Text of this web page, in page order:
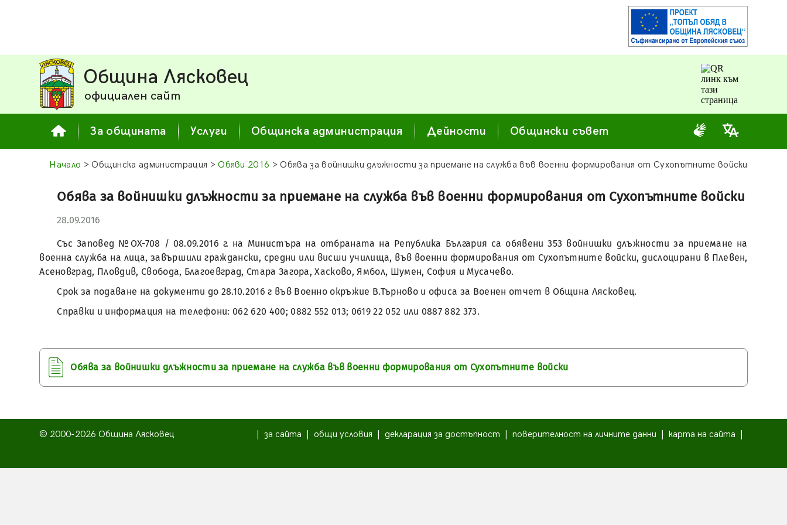
Община Лясковец
официален сайт
За общината Услуги Общинска администрация Дейности Общински съвет
Начало > Общинска администрация >Обяви 2016 > Обява за войнишки длъжности за приемане на служба във военни формирования от Сухопътните войски
Обява за войнишки длъжности за приемане на служба във военни формирования от Сухопътните войски
28.09.2016
Със Заповед №ОХ-708 / 08.09.2016 г. на Министъра на отбраната на Република България са обявени 353 войнишки длъжности за приемане на
военна служба на лица, завършили граждански, средни или висши училища, във военни формирования от Сухопътните войски, дислоцирани в Плевен,
Асеновград, Пловдив, Свобода, Благоевград, Стара Загора, Хасково, Ямбол, Шумен, София и Мусачево.
Срок за подаване на документи до 28.10.2016 г във Военно окръжие В.Търново и офиса за Военен отчет в Община Лясковец.
Справки и информация на телефони: 062 620 400; 0882 552 013; 0619 22 052 или 0887 882 373.
Обява за войнишки длъжности за приемане на служба във военни формирования от Сухопътните войски
© 2000-2026 Община Лясковец за сайта общи условия декларация за достъпност поверителност на личните данни карта на сайта